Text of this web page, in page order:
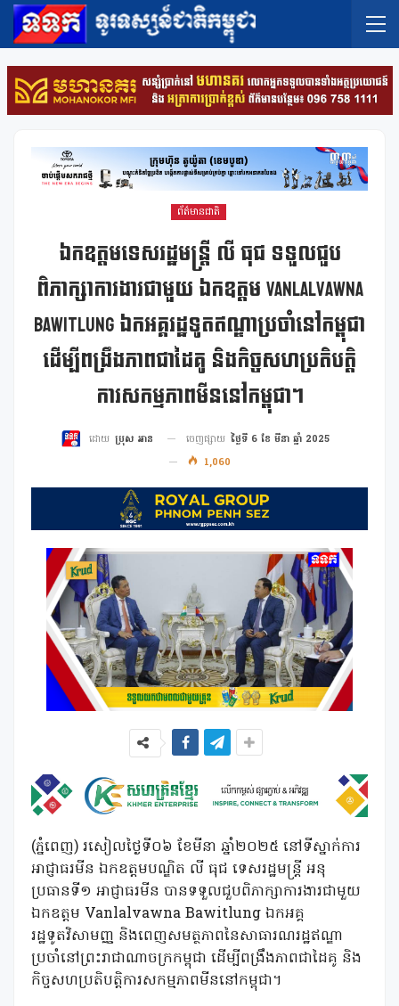
ព័ត៌មានជាតិ
ឯកឧត្តមទេសរដ្ឋមន្រ្តី លី ធុជ ទទួលជួប
ពិភាក្សាការងារជាមួយ ឯកឧត្តម Vanlalvawna
Bawitlung ឯកអគ្គរដ្ឋទូតឥណ្ឌាប្រចាំនៅកម្ពុជា
ដើម្បីពង្រឹងភាពជាដៃគូ និងកិច្ចសហប្រតិបត្តិ
ការសកម្មភាពមីននៅកម្ពុជា។
ដោយ ប្រុស អាន ចេញផ្សាយ ថ្ងៃទី 6 ខែ មីនា ឆ្នាំ 2025
1,060
(ភ្នំពេញ) រសៀលថ្ងៃទី០៦ ខែមីនា ឆ្នាំ២០២៥ នៅទីស្នាក់ការ
អាជ្ញាធរមីន ឯកឧត្តមបណ្ឌិត លី ធុជ ទេសរដ្ឋមន្រ្តី អនុ
ប្រធានទី១ អាជ្ញាធរមីន បានទទួលជួបពិភាក្សាការងារជាមួយ
ឯកឧត្តម Vanlalvawna Bawitlung ឯកអគ្គ
រដ្ឋទូតវិសាមញ្ញ និងពេញសមត្ថភាពនៃសាធារណរដ្ឋឥណ្ឌា
ប្រចាំនៅព្រះរាជាណាចក្រកម្ពុជា ដើម្បីពង្រឹងភាពជាដៃគូ និង
កិច្ចសហប្រតិបត្តិការសកម្មភាពមីននៅកម្ពុជា។